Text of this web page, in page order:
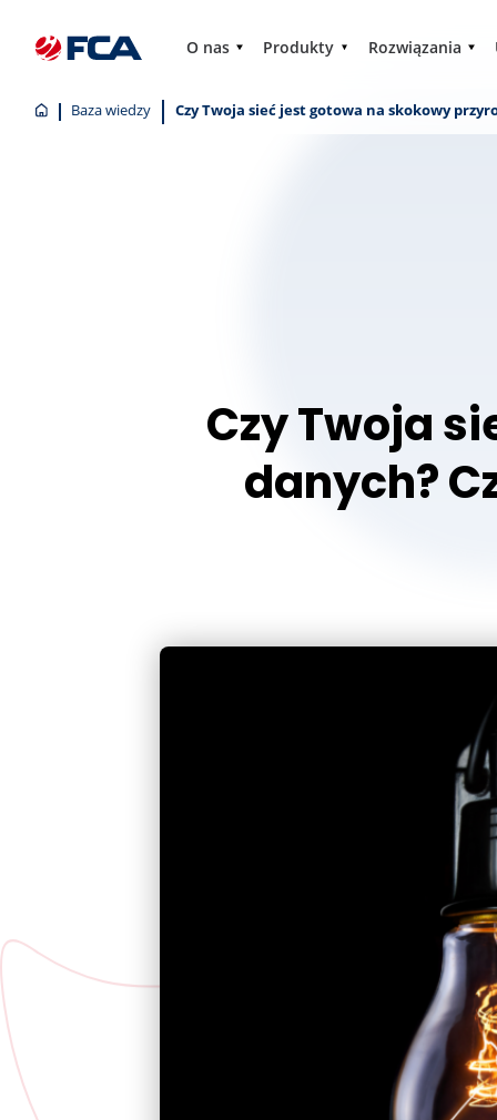
O nas Produkty Rozwiązania
Baza wiedzy Czy Twoja sieć jest gotowa na skokowy
Czy Twoja
danych?